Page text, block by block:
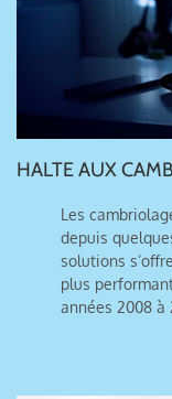
HALTE AUX
Les
depuis
solutions
plus
années 2008 à